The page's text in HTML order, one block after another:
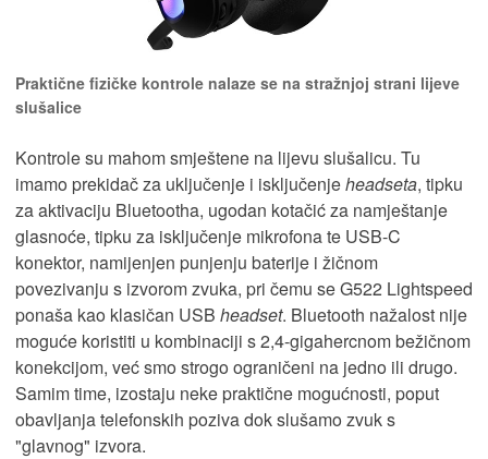
Praktične fizičke kontrole nalaze se na stražnjoj strani lijeve
slušalice
Kontrole su mahom smještene na lijevu slušalicu. Tu
imamo prekidač za uključenje i isključenjeheadseta, tipku
za aktivaciju Bluetootha, ugodan kotačić za namještanje
glasnoće, tipku za isključenje mikrofona te USB-C
konektor, namijenjen punjenju baterije i žičnom
povezivanju s izvorom zvuka, pri čemu se G522 Lightspeed
ponaša kao klasičan USB headset. Bluetooth nažalost nije
moguće koristiti u kombinaciji s 2,4-gigahercnom bežičnom
konekcijom, već smo strogo ograničeni na jedno ili drugo.
Samim time, izostaju neke praktične mogućnosti, poput
obavljanja telefonskih poziva dok slušamo zvuk s
"glavnog" izvora.